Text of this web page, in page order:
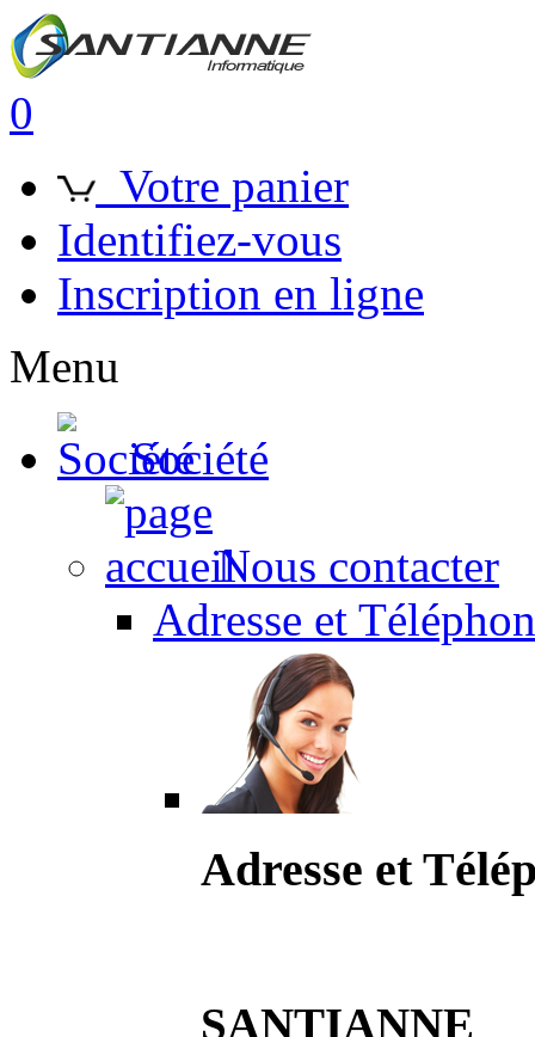
0
Votre panier
Identifiez-vous
Inscription en ligne
Menu
Société
Nous contacter
Adresse et
Adresse et
SANTIANNE